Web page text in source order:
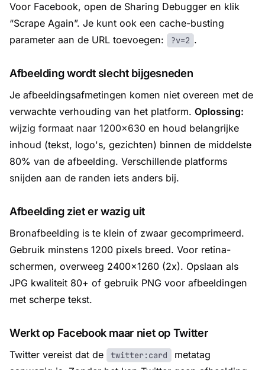
Voor Facebook, open de Sharing Debugger en klik
“Scrape Again”. Je kunt ook een cache-busting
parameter aan de URL toevoegen:
?v=2 .
Afbeelding wordt slecht bijgesneden
Je afbeeldingsafmetingen komen niet overeen met de
verwachte verhouding van het platform. Oplossing:
wijzig formaat naar 1200×630 en houd belangrijke
inhoud (tekst, logo's, gezichten) binnen de middelste
80% van de afbeelding. Verschillende platforms
snijden aan de randen iets anders bij.
Afbeelding ziet er wazig uit
Bronafbeelding is te klein of zwaar gecomprimeerd.
Gebruik minstens 1200 pixels breed. Voor retina-
schermen, overweeg 2400×1260 (2x). Opslaan als
JPG kwaliteit 80+ of gebruik PNG voor afbeeldingen
met scherpe tekst.
Werkt op Facebook maar niet op Twitter
Twitter vereist dat de twitter:card
metatag